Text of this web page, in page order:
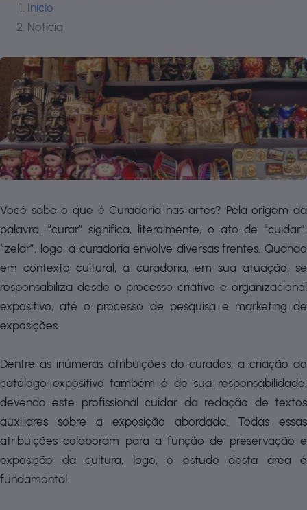
Início
Notícia
Você sabe o que é Curadoria nas artes? Pela origem da
palavra, “curar” significa, literalmente, o ato de “cuidar”,
“zelar”, logo, a curadoria envolve diversas frentes. Quando
em contexto cultural, a curadoria, em sua atuação, se
responsabiliza desde o processo criativo e organizacional
expositivo, até o processo de pesquisa e marketing de
exposições.
Dentre as inúmeras atribuições do curados, a criação do
catálogo expositivo também é de sua responsabilidade,
devendo este profissional cuidar da redação de textos
auxiliares sobre a exposição abordada. Todas essas
atribuições colaboram para a função de preservação e
exposição da cultura, logo, o estudo desta área é
fundamental.